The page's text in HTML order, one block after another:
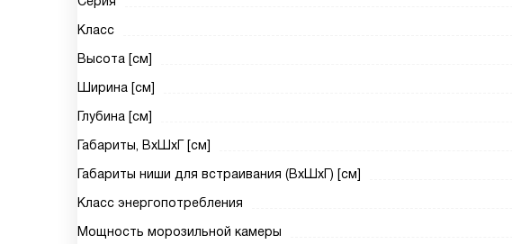
Класс
Высота [см]
Ширина [см]
Глубина [см]
Габариты, ВxШxГ [см]
Габариты ниши для встраивания (ВxШxГ) [см]
Класс энергопотребления
Мощность морозильной камеры